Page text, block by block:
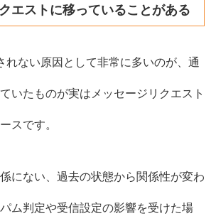
エストに移っていることがある
れない原因として非常に多いのが、通
いたものが実はメッセージリクエスト
スです。
にない、過去の状態から関係性が変わ
ム判定や受信設定の影響を受けた場